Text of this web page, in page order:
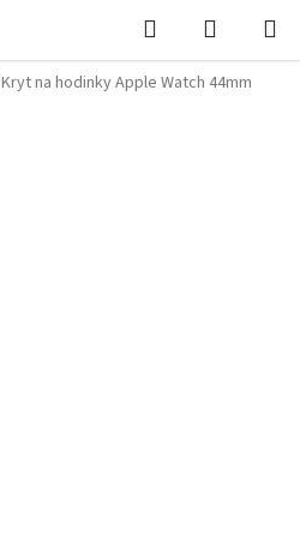
Hľadať
KOŠÍK
Kryt na hodinky Apple Watch 44mm